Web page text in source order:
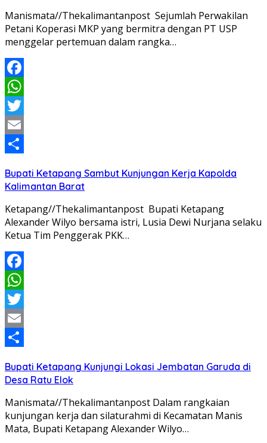
Manismata//Thekalimantanpost Sejumlah Perwakilan
Petani Koperasi MKP yang bermitra dengan PT USP
menggelar pertemuan dalam rangka…
Facebook
WhatsApp
Twitter
Email
Bupati Ketapang Sambut Kunjungan Kerja Kapolda
Kalimantan Barat
Ketapang//Thekalimantanpost Bupati Ketapang
Alexander Wilyo bersama istri, Lusia Dewi Nurjana selaku
Ketua Tim Penggerak PKK…
Facebook
WhatsApp
Twitter
Email
Bupati Ketapang Kunjungi Lokasi Jembatan Garuda di
Desa Ratu Elok
Manismata//Thekalimantanpost Dalam rangkaian
kunjungan kerja dan silaturahmi di Kecamatan Manis
Mata, Bupati Ketapang Alexander Wilyo…